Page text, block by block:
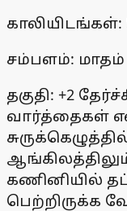
காலியிடங்கள்:
சம்பளம்: மாதம்
தகுதி: +2
வார்த்தைகள்
கணினியில்
பெற்றிருக்க